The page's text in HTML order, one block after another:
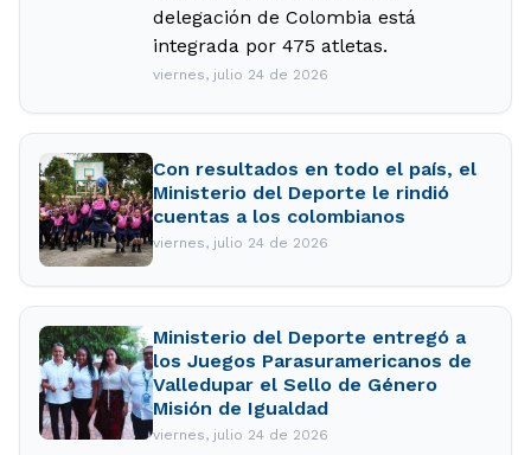
delegación de Colombia está
integrada por 475 atletas.
viernes, julio 24 de 2026
Con resultados en todo el país, el
Ministerio del Deporte le rindió
cuentas a los colombianos
viernes, julio 24 de 2026
Ministerio del Deporte entregó a
los Juegos Parasuramericanos de
Valledupar el Sello de Género
Misión de Igualdad
viernes, julio 24 de 2026